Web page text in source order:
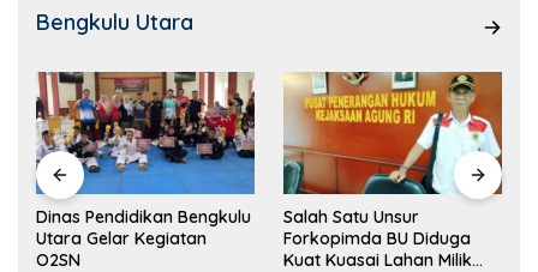
Bengkulu Utara
Dinas Pendidikan Bengkulu
Utara Gelar Kegiatan
O2SN
Salah Satu Unsur
Forkopimda BU Diduga
Kuat Kuasai Lahan Milik